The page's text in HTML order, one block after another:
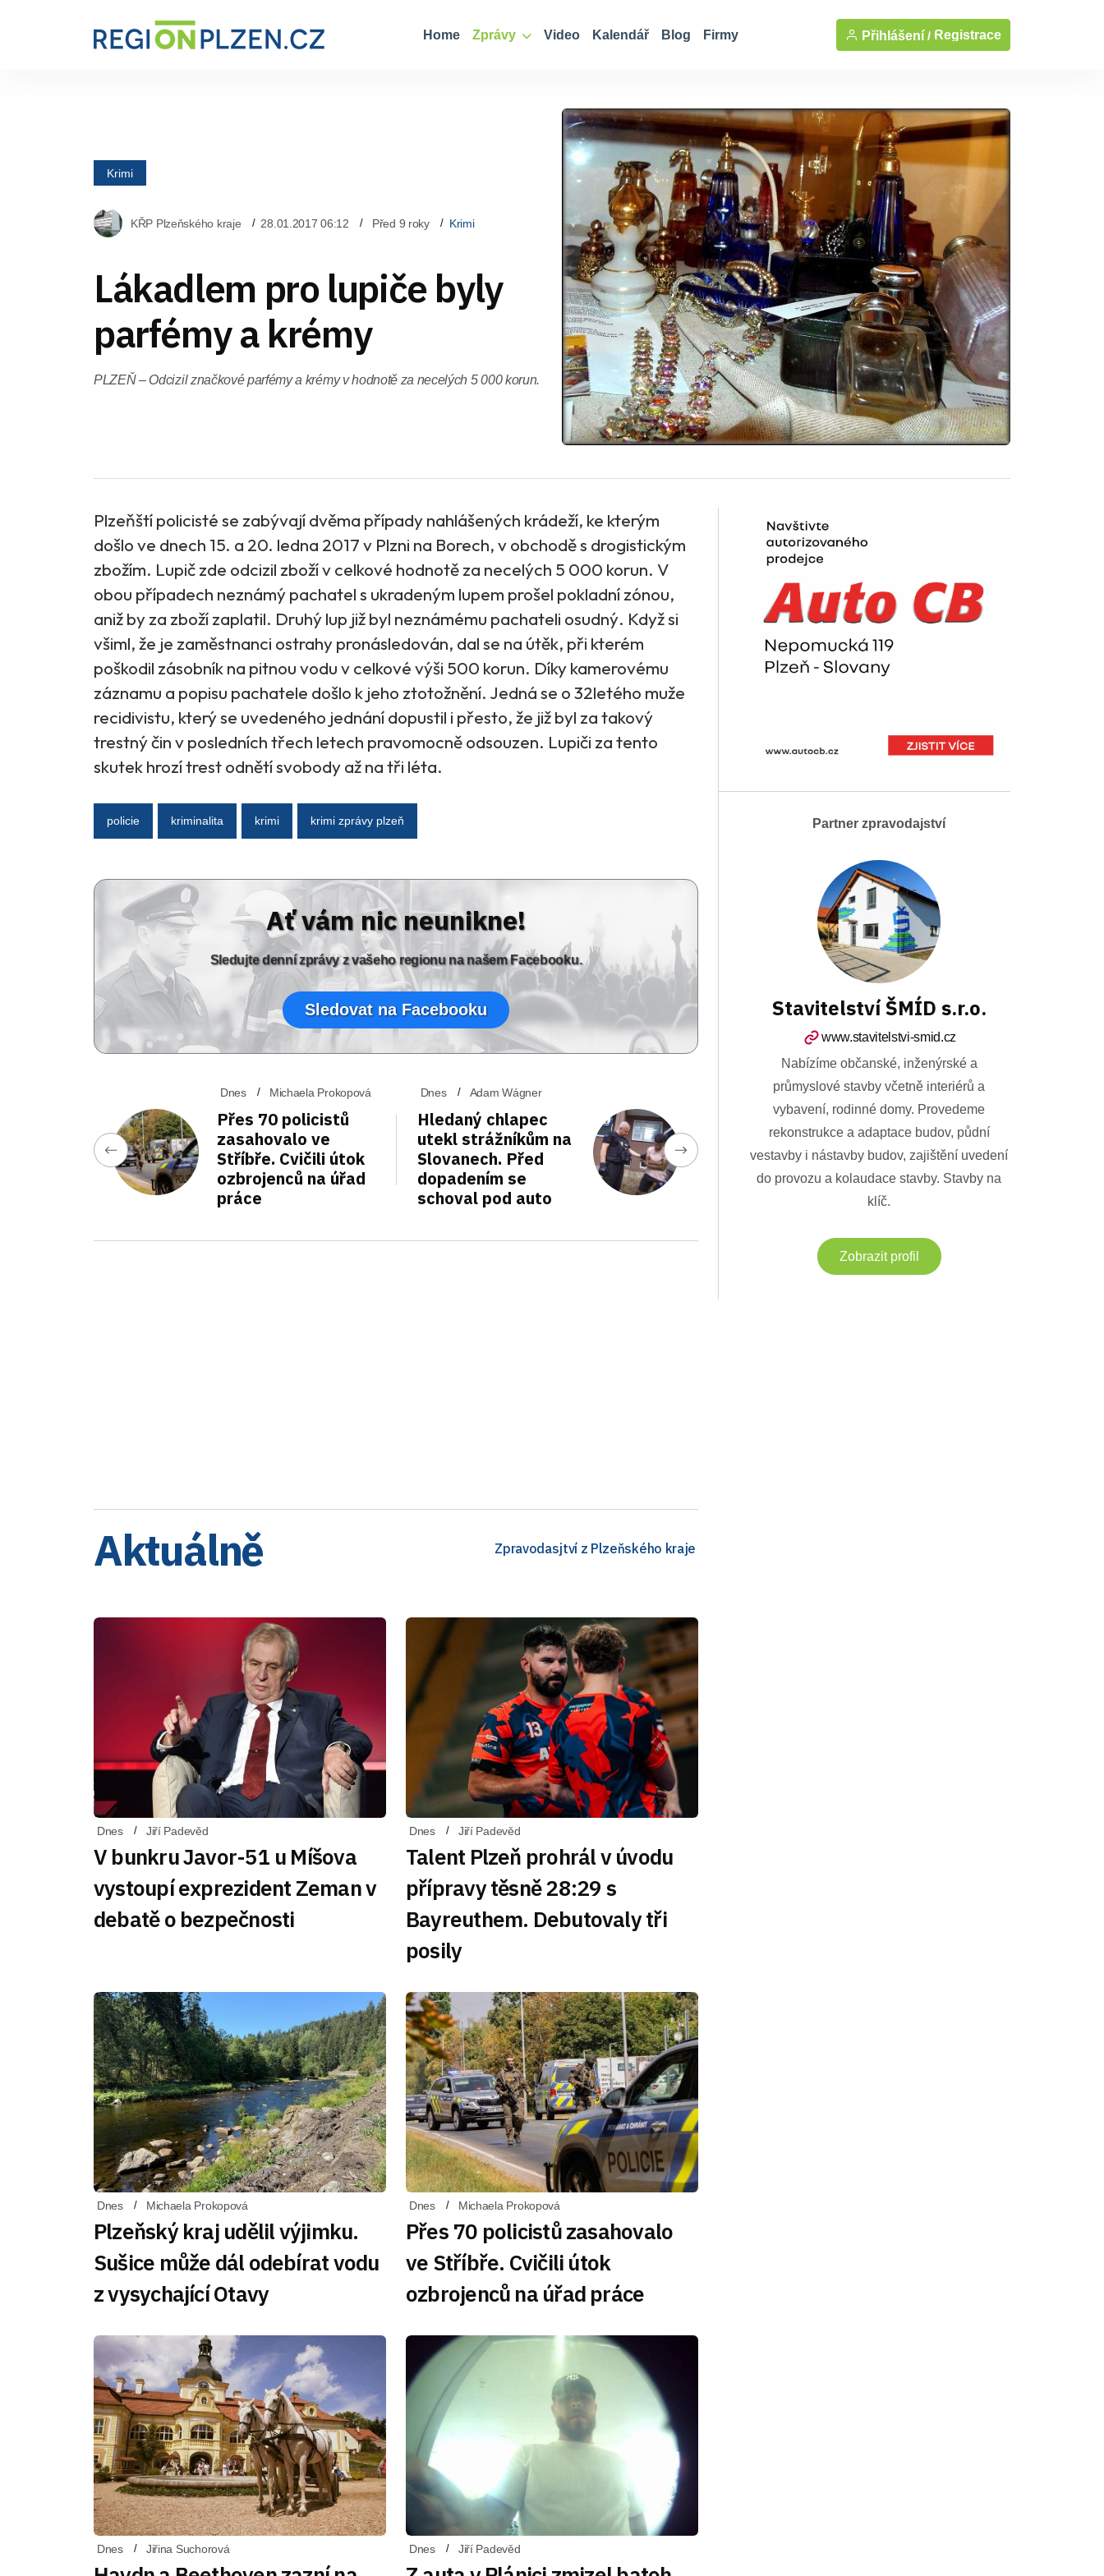
Home Zprávy Video Kalendář Blog Firmy Přihlášení / Registrace
Krimi
KŘP Plzeňského kraje 28.01.2017 06:12 Před 9 roky Krimi
Lákadlem pro lupiče byly
parfémy a krémy
PLZEŇ – Odcizil značkové parfémy a krémy v hodnotě za necelých 5 000 korun.
Plzeňští policisté se zabývají dvěma případy nahlášených krádeží, ke kterým
došlo ve dnech 15. a 20. ledna 2017 v Plzni na Borech, v obchodě s drogistickým
zbožím. Lupič zde odcizil zboží v celkové hodnotě za necelých 5 000 korun. V
obou případech neznámý pachatel s ukradeným lupem prošel pokladní zónou,
aniž by za zboží zaplatil. Druhý lup již byl neznámému pachateli osudný. Když si
všiml, že je zaměstnanci ostrahy pronásledován, dal se na útěk, při kterém
poškodil zásobník na pitnou vodu v celkové výši 500 korun. Díky kamerovému
záznamu a popisu pachatele došlo k jeho ztotožnění. Jedná se o 32letého muže
recidivistu, který se uvedeného jednání dopustil i přesto, že již byl za takový
trestný čin v posledních třech letech pravomocně odsouzen. Lupiči za tento
skutek hrozí trest odnětí svobody až na tři léta.
policie kriminalita krimi krimi zprávy plzeň
Ať vám nic neunikne!
Sledujte denní zprávy z vašeho regionu na našem Facebooku.
Sledovat na Facebooku
Dnes Michaela Prokopová
Přes 70 policistů
zasahovalo ve
Stříbře. Cvičili útok
ozbrojenců na úřad
práce
Dnes Adam Wágner
Hledaný chlapec
utekl strážníkům na
Slovanech. Před
dopadením se
schoval pod auto
Aktuálně Zpravodasjtví z Plzeňského kraje
Dnes Jiří Padevěd
V bunkru Javor-51 u Míšova
vystoupí exprezident Zeman v
debatě o bezpečnosti
Dnes Jiří Padevěd
Talent Plzeň prohrál v úvodu
přípravy těsně 28:29 s
Bayreuthem. Debutovaly tři
posily
Dnes Michaela Prokopová
Plzeňský kraj udělil výjimku.
Sušice může dál odebírat vodu
z vysychající Otavy
Dnes Michaela Prokopová
Přes 70 policistů zasahovalo
ve Stříbře. Cvičili útok
ozbrojenců na úřad práce
Dnes Jiřina Suchorová Dnes Jiří Padevěd
Partner zpravodajství
Stavitelství ŠMÍD s.r.o.
www.stavitelstvi-smid.cz
Nabízíme občanské, inženýrské a
průmyslové stavby včetně interiérů a
vybavení, rodinné domy. Provedeme
rekonstrukce a adaptace budov, půdní
vestavby i nástavby budov, zajištění uvedení
do provozu a kolaudace stavby. Stavby na
klíč.
Zobrazit profil